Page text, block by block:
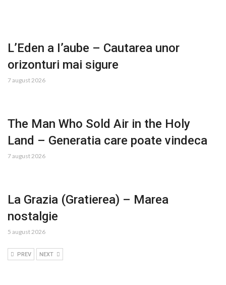
L’Eden a I’aube – Cautarea unor
orizonturi mai sigure
7 august 2026
The Man Who Sold Air in the Holy
Land – Generatia care poate vindeca
7 august 2026
La Grazia (Gratierea) – Marea
nostalgie
5 august 2026
PREV NEXT